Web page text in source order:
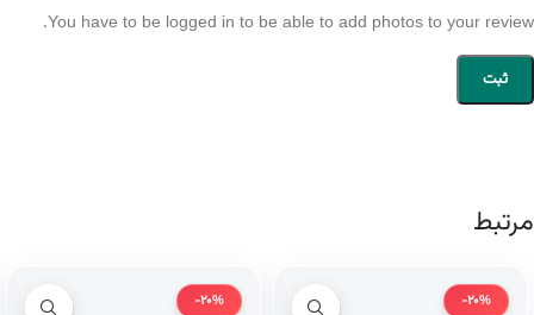
You have to be logged in to be able to add photos to your review.
مرتبط
-20%
-20%